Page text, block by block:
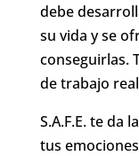
debe
su vida y se
conseguirlas.
de trabajo
S.A.F.E. te da
tus